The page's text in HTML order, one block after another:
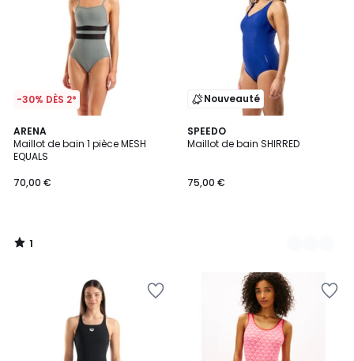
-30% DÈS 2*
ARENA
Maillot de bain 1 pièce MESH
EQUALS
70,00 €
1
/
5
1
/
Nouveauté
SPEEDO
Maillot de bain SHIRRED
75,00 €
2
Couleurs